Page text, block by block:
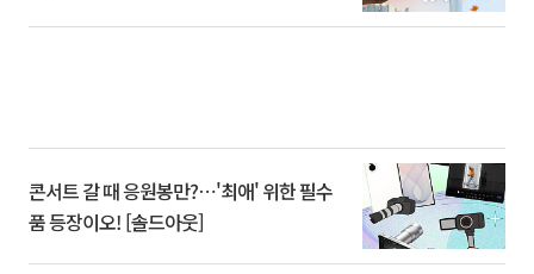
콘서트 갈 때 응원봉만?⋯'최애' 위한 필수
품 등장이오! [솔드아웃]